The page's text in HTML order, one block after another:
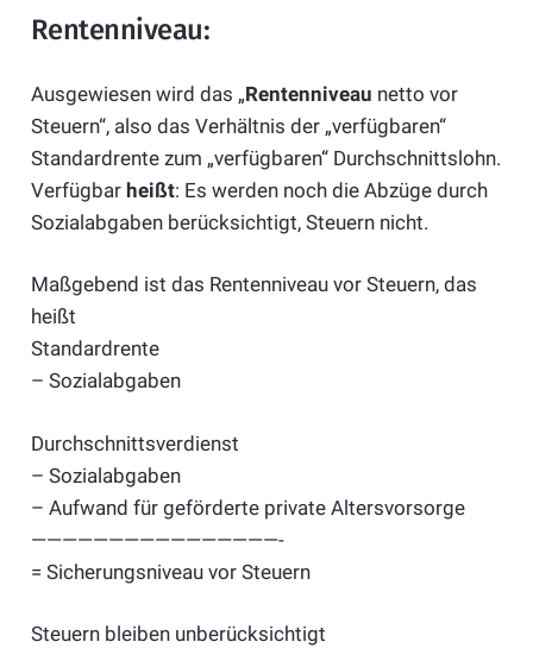
Rentenniveau:
Ausgewiesen wird das „Rentenniveau netto vor
Steuern“, also das Verhältnis der „verfügbaren“
Standardrente zum „verfügbaren“ Durchschnittslohn.
Verfügbar heißt: Es werden noch die Abzüge durch
Sozialabgaben berücksichtigt, Steuern nicht.
Maßgebend ist das Rentenniveau vor Steuern, das
heißt
Standardrente
– Sozialabgaben
Durchschnittsverdienst
– Sozialabgaben
– Aufwand für geförderte private Altersvorsorge
————————————————-
= Sicherungsniveau vor Steuern
Steuern bleiben unberücksichtigt